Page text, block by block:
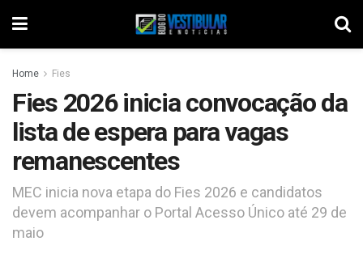
Home Fies
Fies 2026 inicia convocação da
lista de espera para vagas
remanescentes
MEC inicia nova etapa do Fies 2026 e candidatos
devem acompanhar o Portal Acesso Único até 29 de
maio